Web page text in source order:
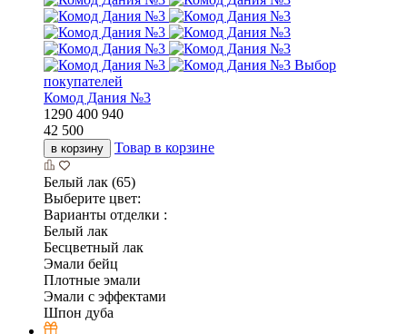
Выбор
покупателей
Комод Дания №3
1290 400 940
42 500
в корзину Товар в корзине
Белый лак (65)
Выберите цвет:
Варианты отделки :
Белый лак
Бесцветный лак
Эмали бейц
Плотные эмали
Эмали с эффектами
Шпон дуба